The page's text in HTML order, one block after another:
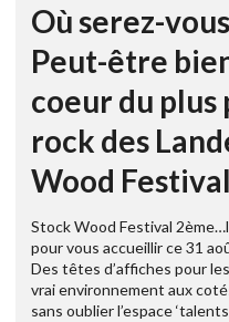
Où serez-
Peut-être
coeur du
rock des
Wood
Stock Wood Festival
pour vous accueillir ce 31
Des têtes d’affiches pour
vrai environnement aux
sans oublier l’espace